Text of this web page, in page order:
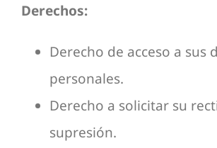
Derechos:
Derecho de acceso a sus
personales.
Derecho a solicitar su
supresión.